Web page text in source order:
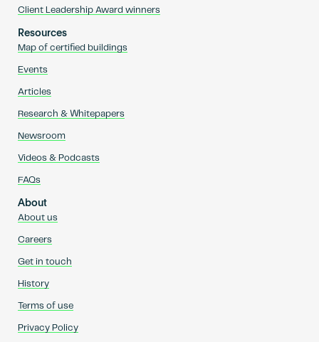
Client Leadership Award winners
Resources
Map of certified buildings
Events
Articles
Research & Whitepapers
Newsroom
Videos & Podcasts
FAQs
About
About us
Careers
Get in touch
History
Terms of use
Privacy Policy